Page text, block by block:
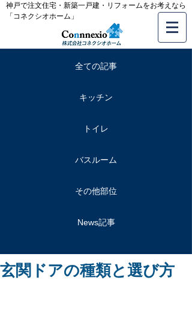
神戸で注文住宅・新築一戸建・リフォームをお考えなら
「コネクシオホーム」
全ての記事
キッチン
トイレ
バスルーム
その他部位
News記事
玄関ドアの種類と選び方